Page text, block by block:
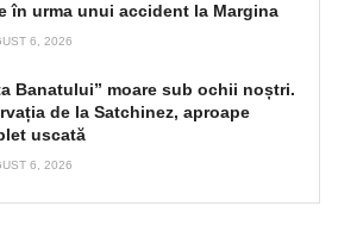
în urma unui accident la Margina
6, 2026
Banatului” moare sub ochii noștri.
de la Satchinez, aproape
uscată
6, 2026